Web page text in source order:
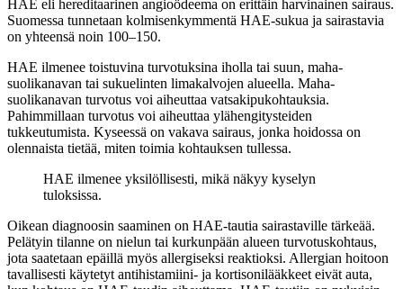
HAE eli hereditaarinen angioödeema on erittäin harvinainen sairaus.
Suomessa tunnetaan kolmisenkymmentä HAE-sukua ja sairastavia
on yhteensä noin 100–150.
HAE ilmenee toistuvina turvotuksina iholla tai suun, maha-
suolikanavan tai sukuelinten limakalvojen alueella. Maha-
suolikanavan turvotus voi aiheuttaa vatsakipukohtauksia.
Pahimmillaan turvotus voi aiheuttaa ylähengitysteiden
tukkeutumista. Kyseessä on vakava sairaus, jonka hoidossa on
olennaista tietää, miten toimia kohtauksen tullessa.
HAE ilmenee yksilöllisesti, mikä näkyy kyselyn
tuloksissa.
Oikean diagnoosin saaminen on HAE-tautia sairastaville tärkeää.
Pelätyin tilanne on nielun tai kurkunpään alueen turvotuskohtaus,
jota saatetaan epäillä myös allergiseksi reaktioksi. Allergian hoitoon
tavallisesti käytetyt antihistamiini- ja kortisonilääkkeet eivät auta,